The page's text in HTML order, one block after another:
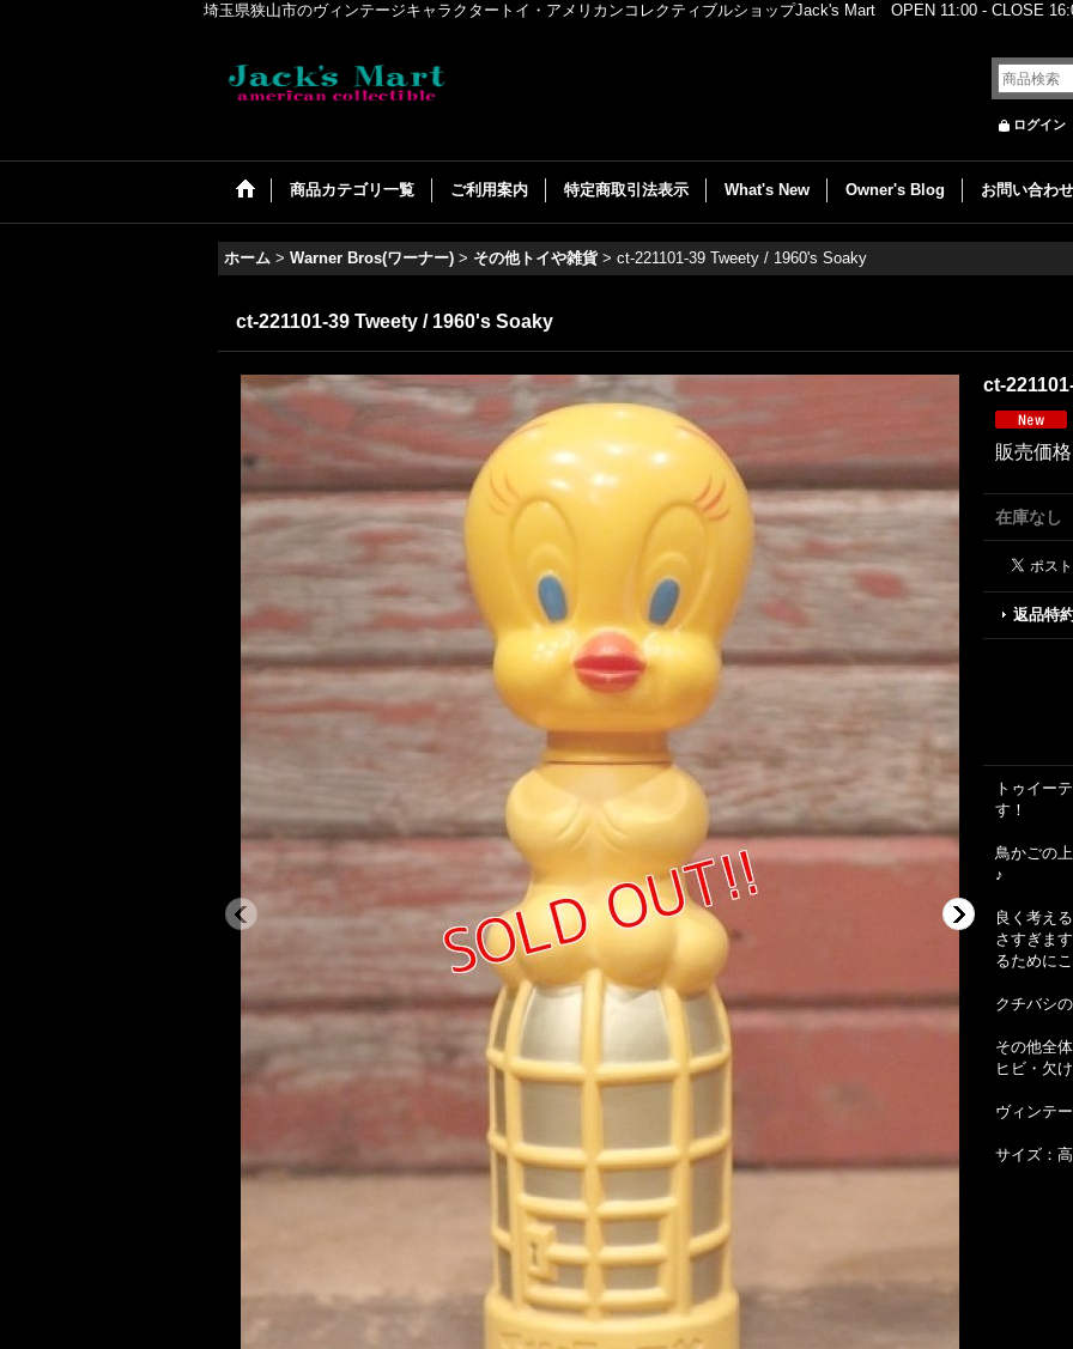
埼玉県狭山市のヴィンテージキャラクタートイ・アメリカンコレクティブルショップJack's Mart OPEN 11:00 - CLOSE
ログイン
商品カテゴリ一覧 ご利用案内 特定商取引法表示 What's New Owner's Blog お問い合わせ
ホーム > Warner Bros(ワーナー) > その他トイや雑貨 > ct-221101-39 Tweety / 1960's Soaky
ct-221101-39 Tweety / 1960's Soaky
ct-
販売価格
在庫なし
返品特
トゥイー
す！
鳥かごの
♪
良く考え
さすぎま
るために
クチバシ
その他全
ヒビ・欠
ヴィンテ
サイズ：